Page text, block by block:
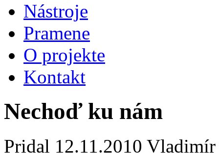
Nástroje
Pramene
O projekte
Kontakt
Nechoď ku nám
Pridal 12.11.2010